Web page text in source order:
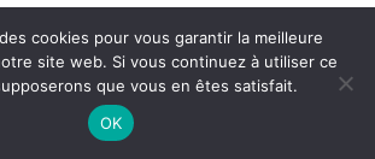
cookies pour vous garantir la meilleure
site web. Si vous continuez à utiliser ce
que vous en êtes satisfait.
OK